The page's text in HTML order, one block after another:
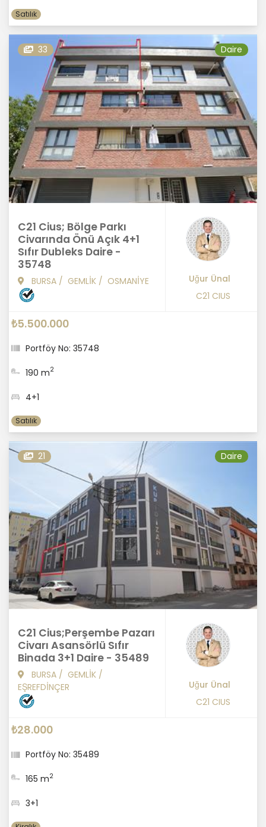
Satılık
33 Daire
C21 Cius; Bölge Parkı
Civarında Önü Açık 4+1
Sıfır Dubleks Daire -
35748
BURSA / GEMLİK / OSMANİYE
Uğur Ünal
C21 CIUS
₺5.500.000
Portföy No: 35748
190 m2
4+1
Satılık
21 Daire
C21 Cius;Perşembe Pazarı
Civarı Asansörlü Sıfır
Binada 3+1 Daire - 35489
BURSA / GEMLİK /
EŞREFDİNÇER
Uğur Ünal
C21 CIUS
₺28.000
Portföy No: 35489
165 m2
3+1